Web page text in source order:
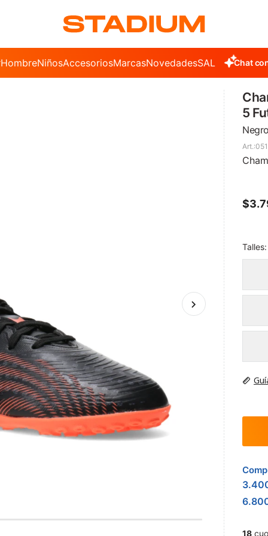
HombreNiñosAccesoriosMarcasNovedadesSALE Chat
5
$
Talles:
18